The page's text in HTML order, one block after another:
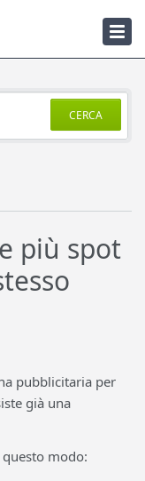
CERCA
più spot
pubblicitaria per
già una
modo: